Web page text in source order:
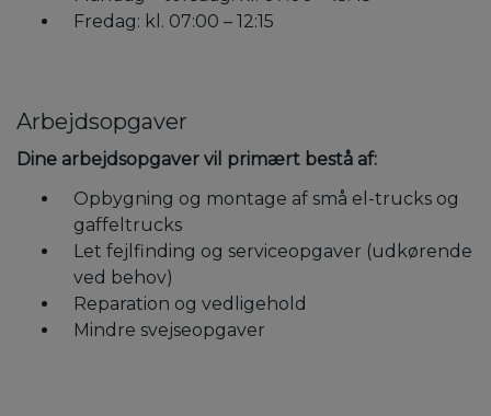
Fredag: kl. 07:00 – 12:15
Arbejdsopgaver
Dine arbejdsopgaver vil primært bestå af:
Opbygning og montage af små el-trucks og
gaffeltrucks
Let fejlfinding og serviceopgaver (udkørende
ved behov)
Reparation og vedligehold
Mindre svejseopgaver